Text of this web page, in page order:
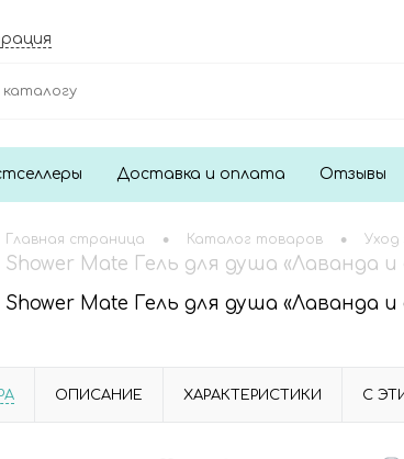
Доставка и оплата Отзывы
Главная страница • Каталог товаров • Уход
Shower Mate Гель для душа «Лаванда
Shower Mate Гель для душа «Лаванда
ОПИСАНИЕ ХАРАКТЕРИСТИКИ С